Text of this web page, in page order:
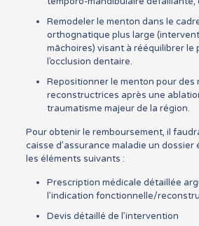
Remodeler le menton dans le
orthognatique plus large
mâchoires) visant à rééquilibrer le
l’occlusion dentaire.
Repositionner le menton pour des
reconstructrices après une
traumatisme majeur de la région.
Pour obtenir le remboursement, il
caisse d’assurance maladie un
les éléments suivants :
Prescription médicale détaillée
l’indication fonctionnelle/
Devis détaillé de l’intervention